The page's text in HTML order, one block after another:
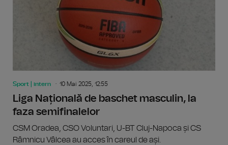
Sport | intern 10 Mai 2025, 12:55
Liga Națională de baschet masculin, la
faza semifinalelor
CSM Oradea, CSO Voluntari, U-BT Cluj-Napoca și CS
Râmnicu Vâlcea au acces în careul de ași.